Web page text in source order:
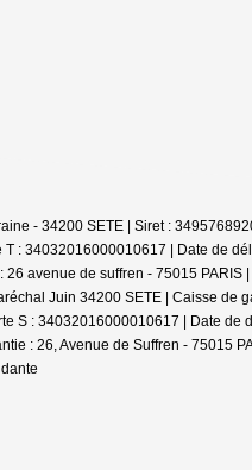
- 34200 SETE | Siret :
T : 34032016000010617 | Date de
avenue de suffren - 75015
Juin 34200 SETE | Caisse de
S : 34032016000010617 | Date
: 26, Avenue de Suffren - 75015